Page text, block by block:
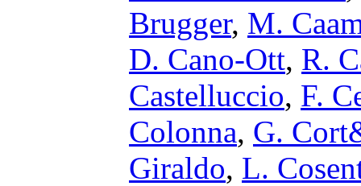
Brugger, M.
D. Cano-Ott, R.
Castelluccio, F.
Colonna, G.
Giraldo, L.